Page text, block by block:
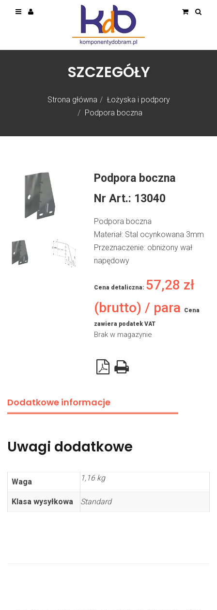
Strona główna
Łożyska i podpory
Podpora boczna
SZCZEGÓŁY
Podpora boczna
Nr Art.: 13040
Podpora boczna
Materiał: Stal ocynkowana 3mm
Przeznaczenie: obniżony wał
napędowy
Cena detaliczna: 57,28 zł
(brutto) / para
Cena
zawiera podatek VAT
Brak w magazynie
Dodatkowe informacje
Uwagi dodatkowe
Waga 1,16 kg
Klasa wysyłkowa Standard